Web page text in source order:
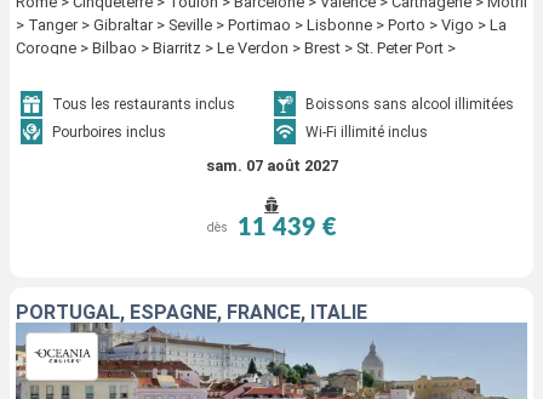
> Tanger > Gibraltar > Seville > Portimao > Lisbonne > Porto > Vigo > La
Corogne > Bilbao > Biarritz > Le Verdon > Brest > St. Peter Port >
Saint Johns > Saint Pierre et Miquelon > Sydney CA > Halifax > New York
Tous les restaurants inclus
Boissons sans alcool illimitées
Pourboires inclus
Wi-Fi illimité inclus
sam. 07 août 2027
dès 11 439 €
PORTUGAL, ESPAGNE, FRANCE, ITALIE